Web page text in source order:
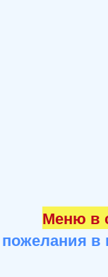
Меню в
пожелания в